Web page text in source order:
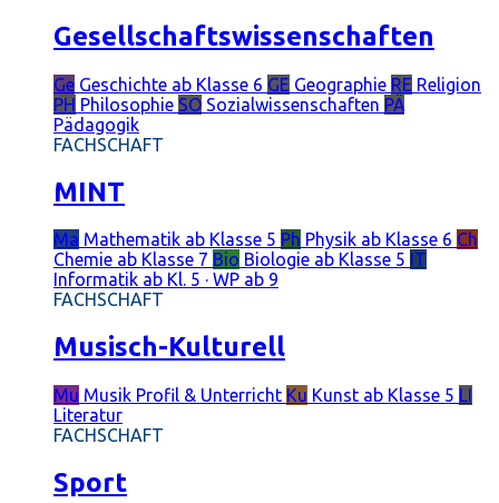
Gesellschaftswissenschaften
Ge Geschichte ab Klasse 6 GE Geographie RE Religion
PH Philosophie SO Sozialwissenschaften PÄ
Pädagogik
FACHSCHAFT
MINT
Ma Mathematik ab Klasse 5 Ph Physik ab Klasse 6 Ch
Chemie ab Klasse 7 Bio Biologie ab Klasse 5 IT
Informatik ab Kl. 5 · WP ab 9
FACHSCHAFT
Musisch-Kulturell
Mu Musik Profil & Unterricht Ku Kunst ab Klasse 5 LI
Literatur
FACHSCHAFT
Sport